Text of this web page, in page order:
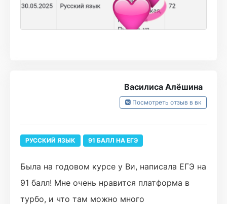
понятно объясняет все задания и теорию для
них. Вообще я когда начала готовиться
баллов стабильно. Моей заветной мечтой
было сдать русский на 65 баллов и только
балла!!!! Спасибо большое!!🥰💞
Василиса Алёшина
Посмотреть отзыв в вк
РУССКИЙ ЯЗЫК 91 БАЛЛ НА ЕГЭ
Была на годовом курсе у Ви, написала ЕГЭ на
91 балл! Мне очень нравится платформа в
турбо, и что там можно много